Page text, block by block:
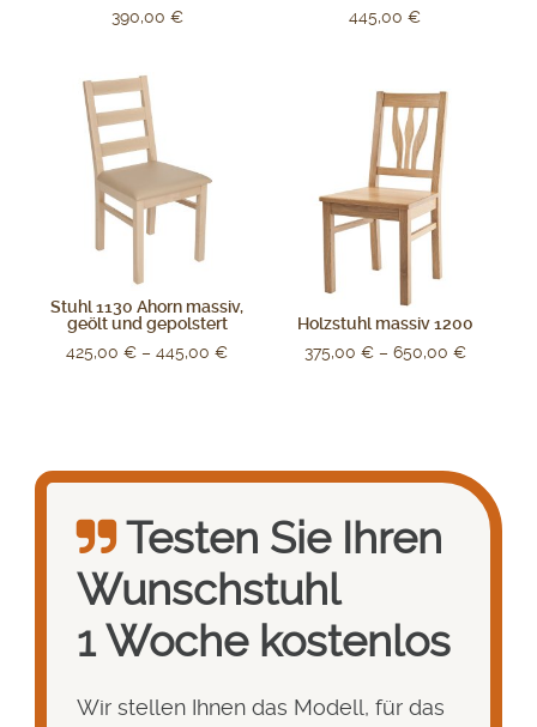
390,00 €
445,00€
Stuhl 1130 Ahorn massiv,
geölt und gepolstert
425,00€ –445,00€
Holzstuhl massiv 1200
375,00 €– 650,00 €
Testen Sie Ihren
Wunsch­stuhl
1 Woche kostenlos
Wir stellen Ihnen das Modell, für das